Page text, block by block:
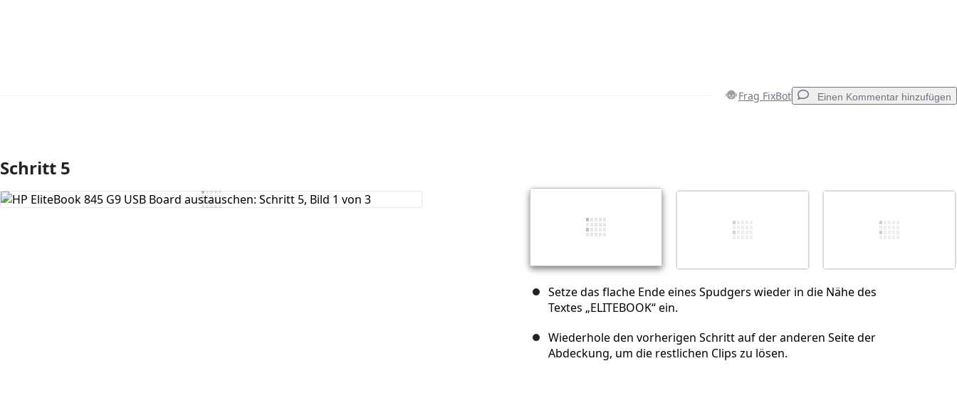
Frag FixBot Einen Kommentar hinzufügen
Kommentar hinzufügen
Kommentieren
Schritt 5
Setze das flache Ende eines Spudgers wieder in die Nähe des
Textes „ELITEBOOK“ ein.
Wiederhole den vorherigen Schritt auf der anderen Seite der
Abdeckung, um die restlichen Clips zu lösen.